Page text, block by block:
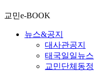
교민e-BOOK
뉴스&공지
대사관공지
태국일일뉴스
교민단체동정